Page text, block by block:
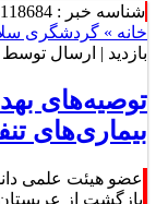
شناسه خبر : 118684
خانه » گردشگری
بازدید | ارسال توسط
توصیه‌های
بیماری‌های
عضو هیئت علمی
بازگشت از